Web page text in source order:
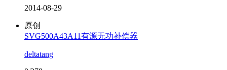
2014-08-29
原创
SVG500A43A11有源无功补偿器
deltatang